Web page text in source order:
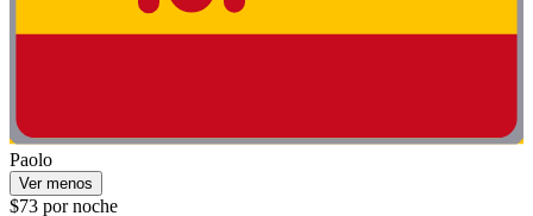
Paolo
Ver menos
$73 por noche